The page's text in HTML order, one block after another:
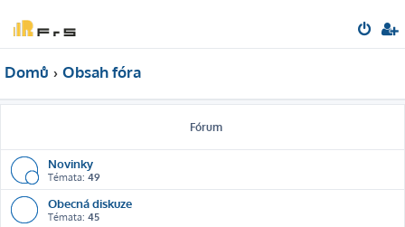
Domů Obsah fóra
Fórum
Novinky
Témata: 49
Obecná diskuze
Témata: 45